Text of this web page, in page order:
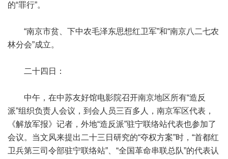
的“罪行”。
“南京市贫、下中农毛泽东思想红卫军”和“南京八二七农
林分会”成立。
二十四日：
中午，在中苏友好馆电影院召开南京地区所有“造反
派”组织负责人会议，到会人员三百多人，南京军区代表，
《解放军报》记者，外地“造反派”驻宁联络站代表也参加了
会议。当文风来提出二十三日研究的“夺权方案”时，“首都红
卫兵第三司令部驻宁联络站”、“全国革命串联总队”的代表认